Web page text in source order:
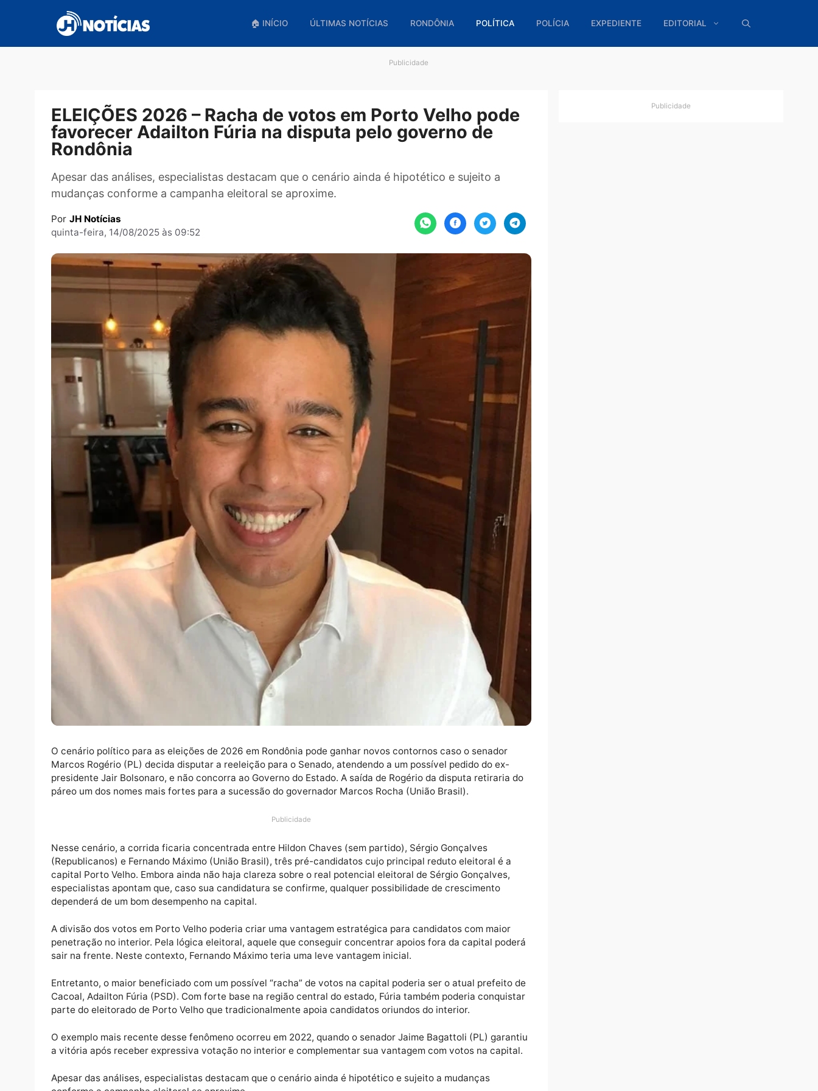
conteúdo
🏠 INÍCIO ÚLTIMAS NOTÍCIAS RONDÔNIA POLÍTICA POLÍCIA EXPEDIENTE EDITORIAL
ELEIÇÕES 2026 – Racha de votos em Porto Velho pode
favorecer Adailton Fúria na disputa pelo governo de
Apesar das análises, especialistas destacam que o cenário ainda é hipotético e sujeito a
mudanças conforme a campanha eleitoral se aproxime.
quinta-feira, 14/08/2025 às 09:52
Marcos Rogério (PL) decida disputar a reeleição para o Senado, atendendo a um possível pedido do ex-
presidente Jair Bolsonaro, e não concorra ao Governo do Estado. A saída de Rogério da disputa retiraria do
páreo um dos nomes mais fortes para a sucessão do governador Marcos Rocha (União Brasil).
Nesse cenário, a corrida ficaria concentrada entre Hildon Chaves (sem partido), Sérgio Gonçalves
(Republicanos) e Fernando Máximo (União Brasil), três pré-candidatos cujo principal reduto eleitoral é a
especialistas apontam que, caso sua candidatura se confirme, qualquer possibilidade de crescimento
dependerá de um bom desempenho na capital.
A divisão dos votos em Porto Velho poderia criar uma vantagem estratégica para candidatos com maior
penetração no interior. Pela lógica eleitoral, aquele que conseguir concentrar apoios fora da capital poderá